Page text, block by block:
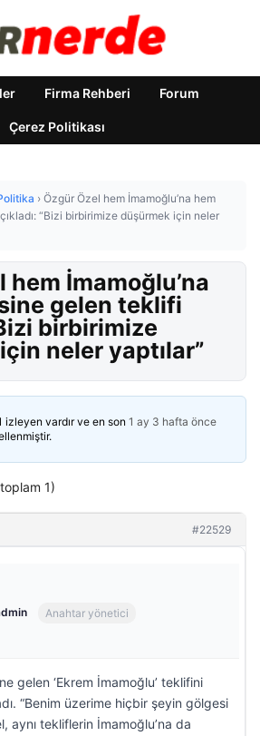
Firma Rehberi Forum
Çerez Politikası
› Özgür Özel hem İmamoğlu’na hem
“Bizi birbirimize düşürmek için neler
hem İmamoğlu’na
gelen teklifi
birbirimize
neler yaptılar”
izleyen vardır ve en son 1 ay 3 hafta önce
1)
#22529
Anahtar yönetici
gelen ‘Ekrem İmamoğlu’ teklifini
“Benim üzerime hiçbir şeyin gölgesi
aynı tekliflerin İmamoğlu’na da